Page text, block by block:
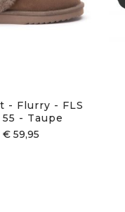
- Flurry - FLS
55 - Taupe
€ 59,95